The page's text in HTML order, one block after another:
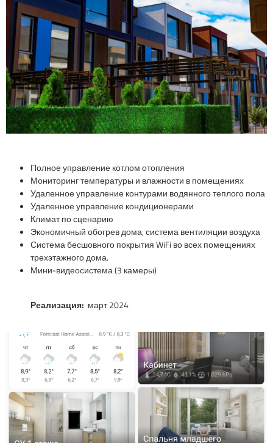
Полное управление котлом отопления
Мониторинг температуры и влажности в помещениях
Удаленное управление контурами водянного теплого пола
Удаленное управление кондиционерами
Климат по сценарию
Экономичный обогрев дома, система вентиляции воздуха
Система бесшовного покрытия WiFi во всех помещениях
трехэтажного дома.
Мини-видеосистема (3 камеры)
Реализация: март 2024